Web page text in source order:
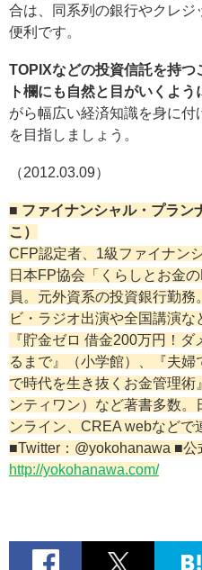
合は、同系列の銀行やクレ
便利です。
TOPIXなどの投資信託を持つ
ト欄にも自然と目がいくよう
がら幅広い経済知識を身に
を目指しましょう。
（2012.03.09）
■ ファイナンシャル・プラン
こ）
CFP認定者、1級ファイナン
日本FP協会「くらしとお金
員。元外資系の投資銀行勤
ビ・ラジオ出演や全国講演な
『貯金ゼロ 借金200万円！
るまで』（小学館）、『夫婦
で時代を生き抜くお金管理
ンティワン）など著書多数
ンライン、CREA webなどで
■Twitter：@yokohanawa ■公
http://yokohanawa.com/